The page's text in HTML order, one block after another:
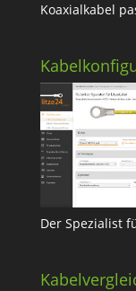
Koaxialkabel
Der Spezialist